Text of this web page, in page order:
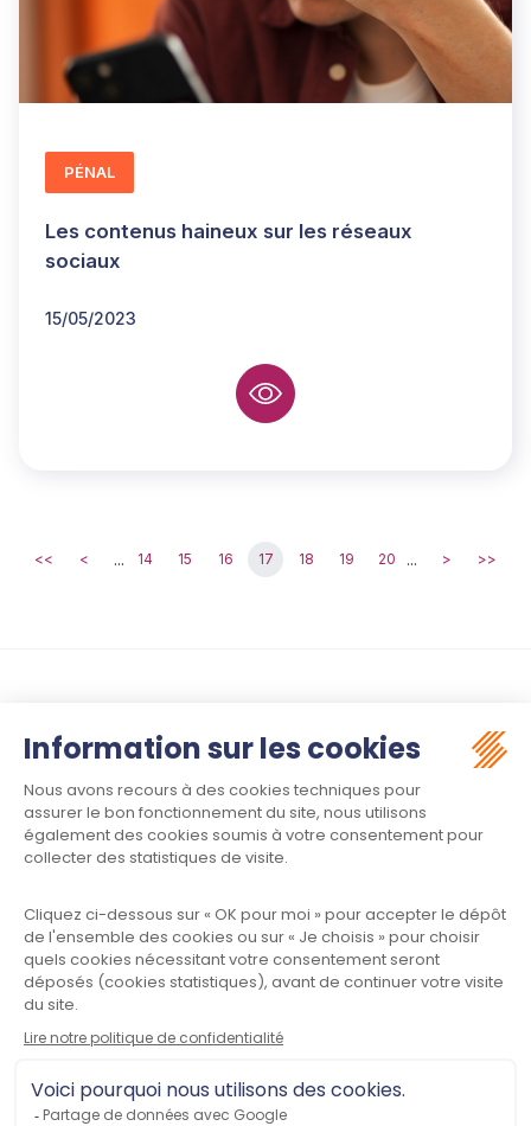
Les contenus haineux sur les réseaux
sociaux
15/05/2023
PÉNAL
<< < ... 14 15 16 17 18 19 20 ... > >>
Suivez-nous :
Meet law - Siège social
34970 LATTES
Plan du site
Contactez-nous